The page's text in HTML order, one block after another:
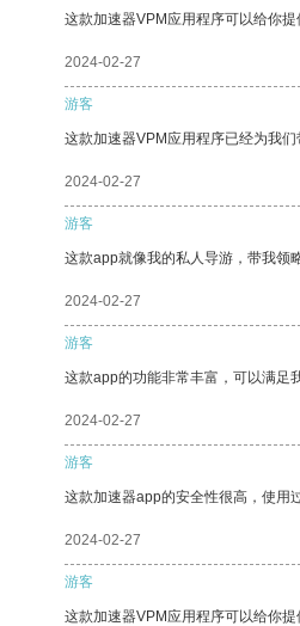
这款加速器VPM应用程序可以给你
2024-02-27
游客
这款加速器VPM应用程序已经为我
2024-02-27
游客
这款app就像我的私人导游，带我领
2024-02-27
游客
这款app的功能非常丰富，可以满足
2024-02-27
游客
这款加速器app的安全性很高，使用
2024-02-27
游客
这款加速器VPM应用程序可以给你